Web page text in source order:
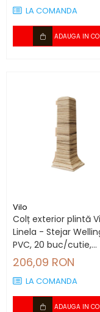
LA COMANDA
ADAUGA IN
Vilo
Colț exterior plintă
Linela - Stejar
PVC, 20 buc/cutie,
compatibil plintă 80
206,09 RON
LA COMANDA
ADAUGA IN